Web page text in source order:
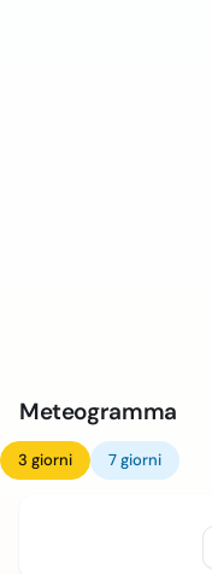
Meteogramma
3 giorni 7 giorni